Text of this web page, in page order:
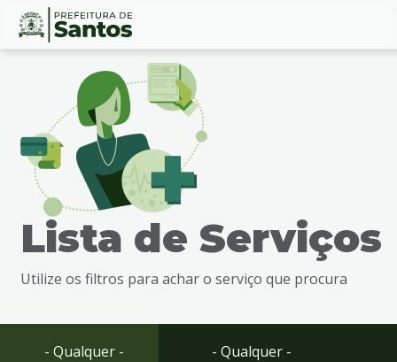
Ir
busca
Ir
Conteúdo
Lista de Serviços
Utilize os filtros para achar o serviço que procura
- Qualquer - - Qualquer -